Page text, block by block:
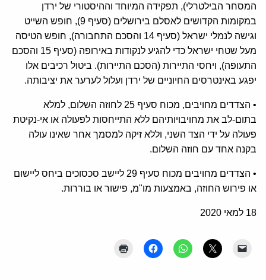
המסחר הבילטרלי), תפקידה המיוחד וההיסטורי של ירדן
במקומות הקדושים לאסלם בירושלים (סעיף 9), חופש השייט
וגישה לנמלי ישראל (סעיף 14 והסכם התחבורה), חופש הטיסה
מעל שטחי ישראל כדי להגיע לנקודות באירופה (סעיף 15 והסכם
התעופה), ויחסי התיירות (הסכם התיירות). ביטול רכיבים אלו
יפגע באינטרסים החיוניים של ירדן ועלול לערער את יציבותה.
• הצדדים מחויבים, מכוח סעיף 25 לחוזה השלום, למלא
בתום-לב את מחויבויותיהם ללא התייחסות לפעולה או אי-נקיטת
פעולה על ידי הצד השני, וללא זיקה למסמך אחר שאינו עולה
בקנה אחד עם חוזה השלום.
• הצדדים מחויבים מכוח סעיף 29 ליישב סכסוכים ביחס ליישום
או פירוש החוזה, באמצעות מו"מ, פישור או בוררות.
18 למאי 2020